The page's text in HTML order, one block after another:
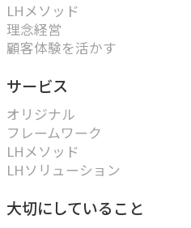
LHメソッド
理念経営
顧客体験を活かす
サービス
オリジナル
フレームワーク
LHメソッド
LHソリューション
大切にしていること